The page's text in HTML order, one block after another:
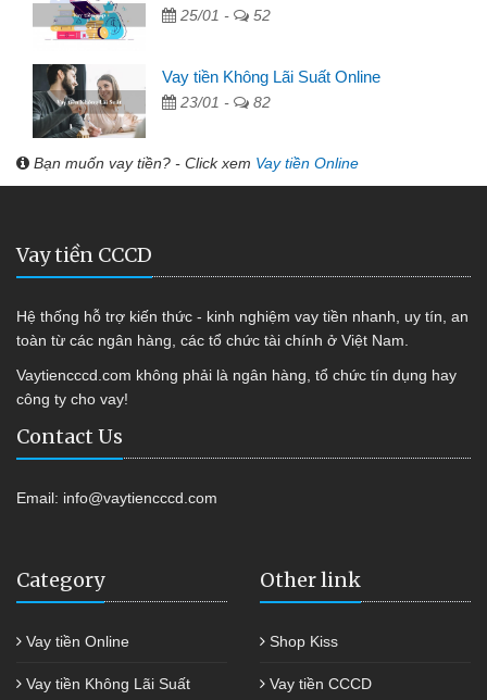
25/01 - 52
Vay tiền Không Lãi Suất Online
23/01 - 82
Bạn muốn vay tiền? - Click xem Vay tiền Online
Vay tiền CCCD
Hệ thống hỗ trợ kiến thức - kinh nghiệm vay tiền nhanh, uy tín, an
toàn từ các ngân hàng, các tổ chức tài chính ở Việt Nam.
Vaytiencccd.com không phải là ngân hàng, tổ chức tín dụng hay
công ty cho vay!
Contact Us
Email: info@vaytiencccd.com
Category
Vay tiền Online
Vay tiền Không Lãi Suất
Other link
Shop Kiss
Vay tiền CCCD